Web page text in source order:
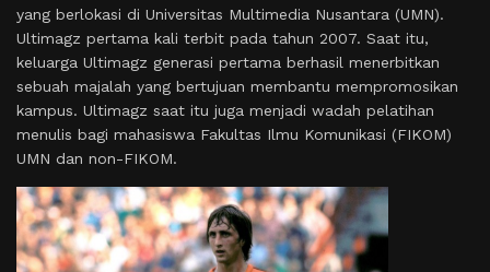
yang berlokasi di Universitas Multimedia Nusantara (UMN).
Ultimagz pertama kali terbit pada tahun 2007. Saat itu,
keluarga Ultimagz generasi pertama berhasil menerbitkan
sebuah majalah yang bertujuan membantu mempromosikan
kampus. Ultimagz saat itu juga menjadi wadah pelatihan
menulis bagi mahasiswa Fakultas Ilmu Komunikasi (FIKOM)
UMN dan non-FIKOM.